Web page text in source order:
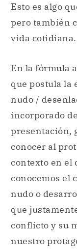
Esto es algo
pero también
vida cotidiana.
En la fórmula
que postula la
nudo /
incorporado
presentación,
conocer al
contexto en el
conocemos el
nudo o
que
conflicto y su
nuestro